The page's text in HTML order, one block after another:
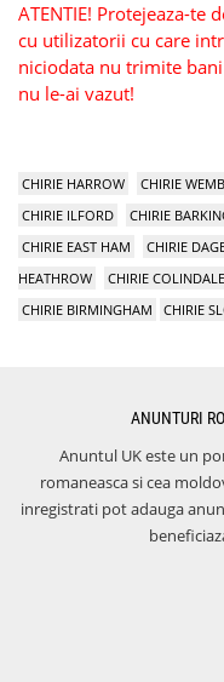
ATENTIE! Protejeaza-te
cu utilizatorii cu care
niciodata nu trimite
nu le-ai vazut!
CHIRIE HARROW CHIRIE
CHIRIE ILFORD
CHIRIE
CHIRIE EAST HAM
CHIRIE
HEATHROW
CHIRIE COLINDALE
CHIRIE BIRMINGHAM
CHIRIE
ANUNTURI
Anuntul UK este un
romaneasca si cea
inregistrati pot adauga